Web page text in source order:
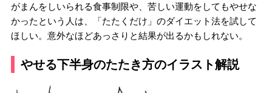
がまんをしいられる食事制限や、苦しい運動をしてもやせな
かったという人は、「たたくだけ」のダイエット法を試して
ほしい。意外なほどあっさりと結果が出るかもしれない。
やせる下半身のたたき方のイラスト解説